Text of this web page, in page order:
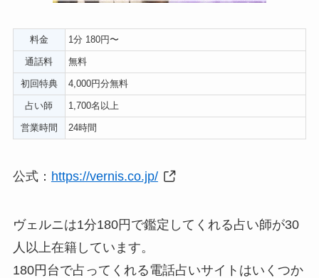
料金 1分 180円〜
通話料 無料
初回特典 4,000円分無料
占い師 1,700名以上
営業時間 24時間
公式： https://vernis.co.jp/
ヴェルニは1分180円で鑑定してくれる占い師が30
人以上在籍しています。
180円台で占ってくれる電話占いサイトはいくつか